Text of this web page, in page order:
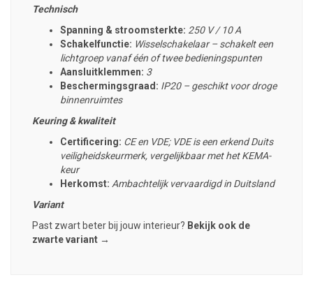
Technisch
Spanning & stroomsterkte: 250 V / 10 A
Schakelfunctie: Wisselschakelaar – schakelt een
lichtgroep vanaf één of twee bedieningspunten
Aansluitklemmen: 3
Beschermingsgraad: IP20 – geschikt voor droge
binnenruimtes
Keuring & kwaliteit
Certificering: CE en VDE; VDE is een erkend Duits
veiligheidskeurmerk, vergelijkbaar met het KEMA-
keur
Herkomst: Ambachtelijk vervaardigd in Duitsland
Variant
Past zwart beter bij jouw interieur? Bekijk ook de
zwarte variant →